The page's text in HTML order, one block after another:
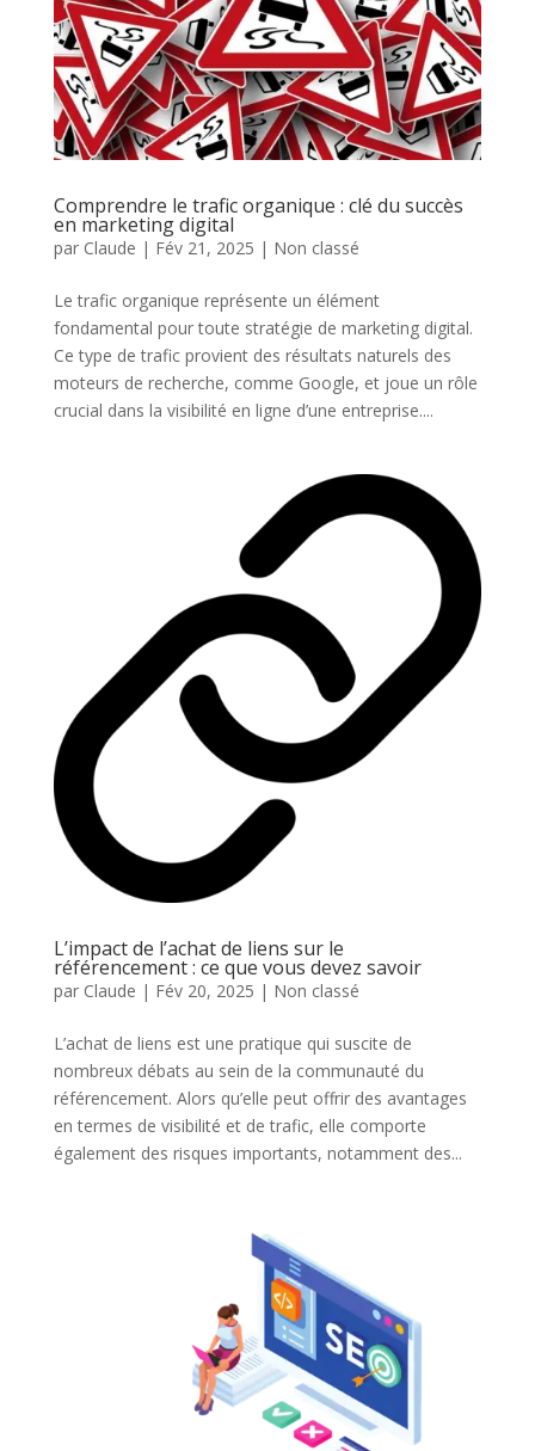
Comprendre le trafic organique : clé du succès
en marketing digital
par Claude | Fév 21, 2025 | Non classé
Le trafic organique représente un élément
fondamental pour toute stratégie de marketing digital.
Ce type de trafic provient des résultats naturels des
moteurs de recherche, comme Google, et joue un rôle
crucial dans la visibilité en ligne d’une entreprise....
L’impact de l’achat de liens sur le
référencement : ce que vous devez savoir
par Claude | Fév 20, 2025 | Non classé
L’achat de liens est une pratique qui suscite de
nombreux débats au sein de la communauté du
référencement. Alors qu’elle peut offrir des avantages
en termes de visibilité et de trafic, elle comporte
également des risques importants, notamment des...